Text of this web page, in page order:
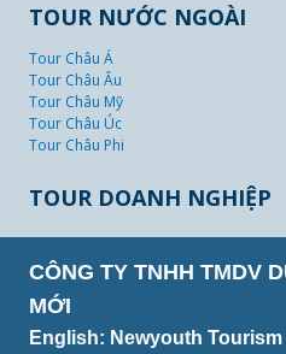
TOUR NƯỚC NGOÀI
Tour Châu Á
Tour Châu Âu
Tour Châu Mỹ
Tour Châu Úc
Tour Châu Phi
TOUR DOANH NGHIỆP
CÔNG TY TNHH TMDV
MỚI
English: Newyouth Tourism